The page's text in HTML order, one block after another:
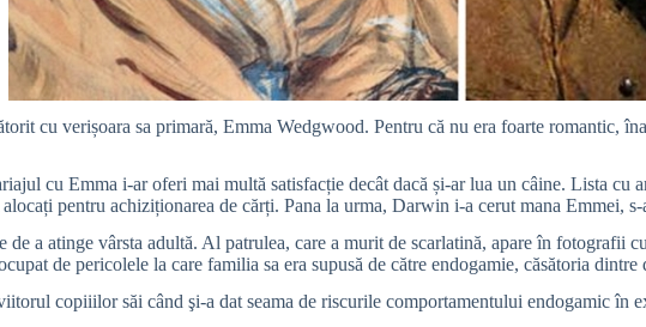
cu verișoara sa primară, Emma Wedgwood. Pentru că nu era foarte romantic,
cu Emma i-ar oferi mai multă satisfacție decât dacă și-ar lua un câine. Lista cu
pentru achiziționarea de cărți. Pana la urma, Darwin i-a cerut mana Emmei,
a atinge vârsta adultă. Al patrulea, care a murit de scarlatină, apare în fotografii
de pericolele la care familia sa era supusă de către endogamie, căsătoria
copiiilor săi când şi-a dat seama de riscurile comportamentului endogamic în